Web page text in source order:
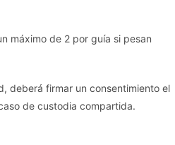
máximo de 2 por guía si pesan
deberá firmar un consentimiento el
de custodia compartida.